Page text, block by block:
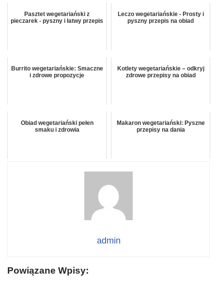
Pasztet wegetariański z
pieczarek - pyszny i łatwy przepis
Leczo wegetariańskie - Prosty i
pyszny przepis na obiad
Burrito wegetariańskie: Smaczne
i zdrowe propozycje
Kotlety wegetariańskie – odkryj
zdrowe przepisy na obiad
Obiad wegetariański pełen
smaku i zdrowia
Makaron wegetariański: Pyszne
przepisy na dania
admin
Powiązane Wpisy: